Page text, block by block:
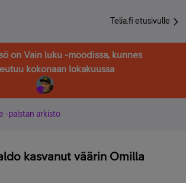
Telia.fi etusivulle
on Vain luku -moodissa, kunnes
kokonaan lokakuussa
-palstan arkisto
kasvanut väärin Omilla